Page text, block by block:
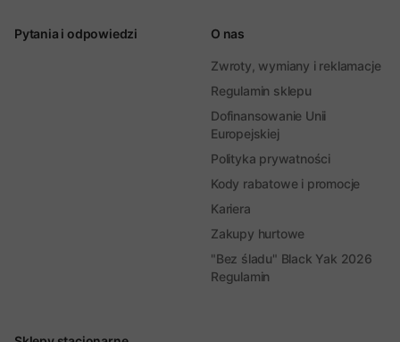
Pytania i odpowiedzi O nas
Zwroty, wymiany i reklamacje
Regulamin sklepu
Dofinansowanie Unii
Europejskiej
Polityka prywatności
Kody rabatowe i promocje
Kariera
Zakupy hurtowe
"Bez śladu" Black Yak 2026
Regulamin